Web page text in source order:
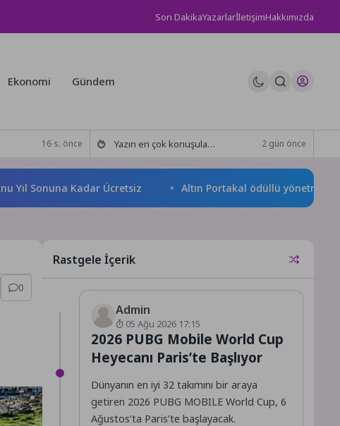
Son DakikaYazarlarİletişimHakkımızda
Ekonomi Gündem
16 s. önce Yazın en çok konuşulan tatil kareleri bu sezon Ethno Belek’ten geldi 2 gün önce
Sonuna Kadar Ücretsiz Altın Portakal ödüllü yönetmen jüri
0
Rastgele İçerik
Admin
05 Ağu 2026 17:15
2026 PUBG Mobile World Cup
Heyecanı Paris’te Başlıyor
Dünyanın en iyi 32 takımını bir araya
getiren 2026 PUBG MOBILE World Cup, 6
Ağustos’ta Paris’te başlayacak.